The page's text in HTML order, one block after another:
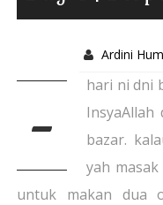
Ardini
-
hari ni dni
bazar.
yah
untuk makan dua